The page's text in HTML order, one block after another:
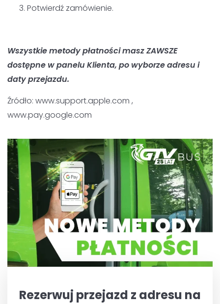
Potwierdź zamówienie.
Wszystkie metody płatności masz ZAWSZE
dostępne w panelu Klienta, po wyborze adresu i
daty przejazdu.
Źródło: www.support.apple.com ,
www.pay.google.com
Rezerwuj przejazd z adresu na